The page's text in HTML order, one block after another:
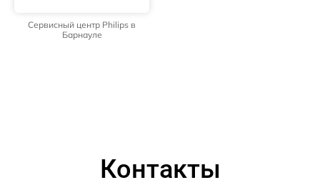
Сервисный центр Philips в
Барнауле
Контакты